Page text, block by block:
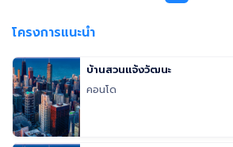
โครงการแนะนำ
บ้านสวนแจ้งวัฒนะ
คอนโด